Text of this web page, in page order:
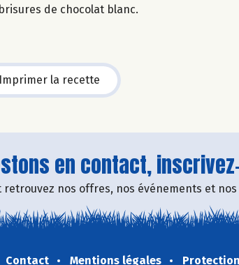
de chocolat blanc.
Imprimer la recette
en contact,
retrouvez nos offres, nos événements et
Contact Mentions légales